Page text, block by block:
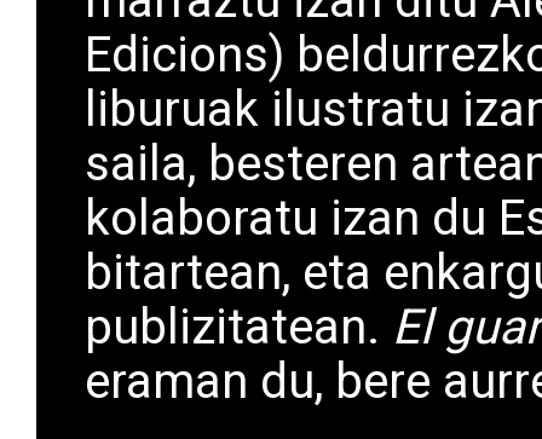
Edicions)
liburuak ilustratu
saila, besteren
kolaboratu izan du
bitartean, eta
publizitatean. El
eraman du, bere